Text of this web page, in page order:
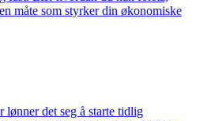
måte som styrker din økonomiske
det seg å starte tidlig